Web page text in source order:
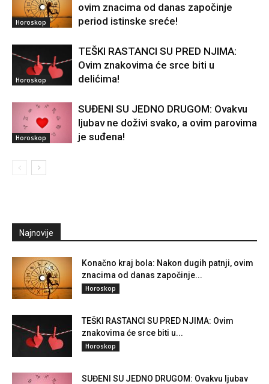
Horoskop
ovim znacima od danas započinje
period istinske sreće!
Horoskop
TEŠKI RASTANCI SU PRED NJIMA:
Ovim znakovima će srce biti u
delićima!
Horoskop
SUĐENI SU JEDNO DRUGOM: Ovakvu
ljubav ne doživi svako, a ovim parovima
je suđena!
Najnovije
Konačno kraj bola: Nakon dugih patnji, ovim
znacima od danas započinje...
Horoskop
TEŠKI RASTANCI SU PRED NJIMA: Ovim
znakovima će srce biti u...
Horoskop
SUĐENI SU JEDNO DRUGOM: Ovakvu ljubav